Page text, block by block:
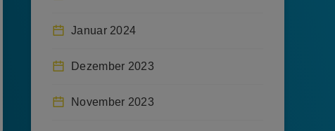
Januar 2024
Dezember 2023
November 2023